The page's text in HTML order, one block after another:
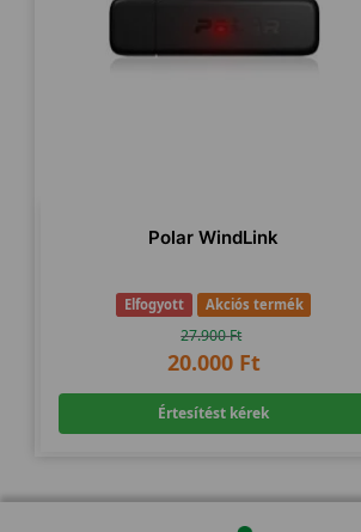
Polar WindLink
Elfogyott Akciós termék
27.900Ft
20.000 Ft
Értesítést kérek